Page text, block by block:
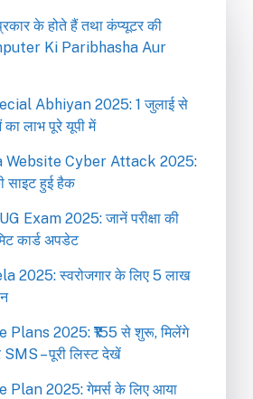
के होते हैं तथा कंप्यूटर की
Ki Paribhasha Aur
Abhiyan 2025: 1 जुलाई से
लाभ पूरे यूपी में
Website Cyber Attack 2025:
साइट हुई हैक
Exam 2025: जानें परीक्षा की
कार्ड अपडेट
2025: स्वरोजगार के लिए 5 लाख
Plans 2025: ₹155 से शुरू, मिलेंगे
– पूरी लिस्ट देखें
Plan 2025: गेमर्स के लिए आया